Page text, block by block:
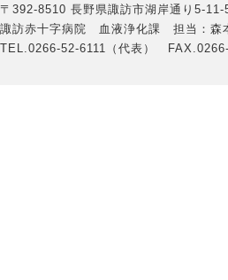
〒392-8510 長野県諏訪市湖岸通り5-11-
諏訪赤十字病院 血液浄化課 担当：森
TEL.0266-52-6111（代表） FAX.0266-